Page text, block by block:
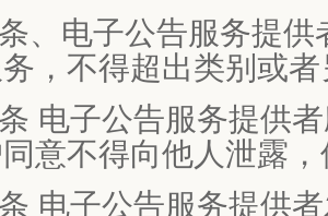
、电子公告服务提
，不得超出类别或
电子公告服务提供
同意不得向他人泄露
电子公告服务提供